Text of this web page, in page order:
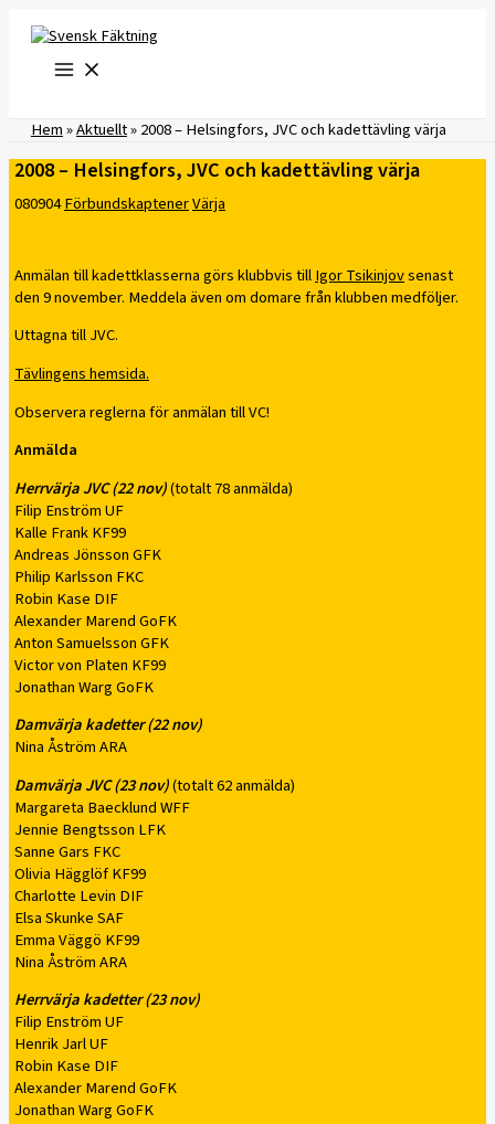
innehåll
Hem»Aktuellt»2008 – Helsingfors, JVC och kadettävling värja
2008 – Helsingfors, JVC och kadettävling värja
080904FörbundskaptenerVärja
Anmälan till kadettklasserna görs klubbvis tillIgor Tsikinjovsenast
den 9 november. Meddela även om domare från klubben medföljer.
Uttagna till JVC.
Tävlingens hemsida.
Observera reglerna för anmälan till VC!
Anmälda
Herrvärja JVC (22 nov)(totalt 78 anmälda)
Filip Enström UF
Kalle Frank KF99
Andreas Jönsson GFK
Philip Karlsson FKC
Robin Kase DIF
Alexander Marend GoFK
Anton Samuelsson GFK
Victor von Platen KF99
Jonathan Warg GoFK
Damvärja kadetter (22 nov)
Nina Åström ARA
Damvärja JVC (23 nov)(totalt 62 anmälda)
Margareta Baecklund WFF
Jennie Bengtsson LFK
Sanne Gars FKC
Olivia Hägglöf KF99
Charlotte Levin DIF
Elsa Skunke SAF
Emma Väggö KF99
Nina Åström ARA
Herrvärja kadetter (23 nov)
Filip Enström UF
Henrik Jarl UF
Robin Kase DIF
Alexander Marend GoFK
Jonathan Warg GoFK